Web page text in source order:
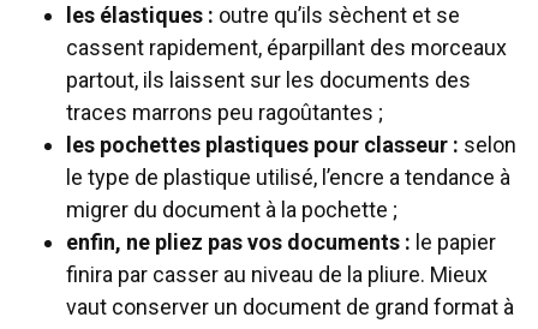
les élastiques : outre qu’ils sèchent et se
cassent rapidement, éparpillant des morceaux
partout, ils laissent sur les documents des
traces marrons peu ragoûtantes ;
les pochettes plastiques pour classeur : selon
le type de plastique utilisé, l’encre a tendance à
migrer du document à la pochette ;
enfin, ne pliez pas vos documents : le papier
finira par casser au niveau de la pliure. Mieux
vaut conserver un document de grand format à